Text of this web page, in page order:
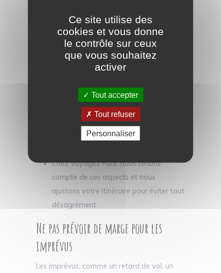
ou de ne pas vérifier les jours fériés locaux.
Cela peut impacter votre programme, car
certaines activités ou services pourraient ne
pas être disponibles.
Anticipez les décalages horaires et
informez-vous sur les jours fériés ou
événements locaux qui pourraient
perturber vos plans.
Chez Voyagez Futé, nous tenons
compte de ces aspects et nous
ajustons votre itinéraire pour éviter tout
désagrément.
Ne pas prévoir de marge pour les
imprévus
Les imprévus, comme un retard de vol, un
Ce site utilise des
cookies et vous donne
le contrôle sur ceux
que vous souhaitez
activer
Tout accepter
Tout refuser
Personnaliser